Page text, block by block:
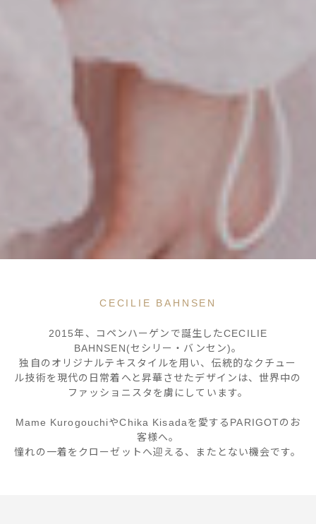
CECILIE BAHNSEN
2015年、コペンハーゲンで誕生したCECILIE
BAHNSEN(セシリー・バンセン)。
独自のオリジナルテキスタイルを用い、伝統的なクチュー
ル技術を現代の日常着へと昇華させたデザインは、世界中の
ファッショニスタを虜にしています。
Mame KurogouchiやChika Kisadaを愛するPARIGOTのお
客様へ。
憧れの一着をクローゼットへ迎える、またとない機会です。